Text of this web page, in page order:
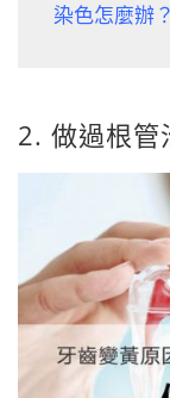
染色怎麼辦？
2. 做過根管